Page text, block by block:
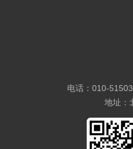
电话：010-
地址：